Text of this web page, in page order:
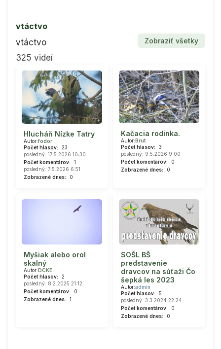
vtáctvo
vtáctvo
325 videí
Zobraziť všetky
Hlucháň Nízke Tatry
Autor:fodor
Počet hlasov:
23
posledný: 17.5.2026 10:30
Počet komentárov:
1
posledný: 7.5.2026 6:51
Zobrazené dnes:
0
Kačacia rodinka.
Autor:Brut
Počet hlasov:
3
posledný: 9.5.2026 9:00
Počet komentárov:
0
Zobrazené dnes:
0
Myšiak alebo orol
skalný
Autor:DCKE
Počet hlasov:
2
posledný: 8.2.2025 21:12
Počet komentárov:
0
Zobrazené dnes:
1
SOŠL BŠ
predstavenie
dravcov na súťaži Čo
šepká les 2023
Autor:admin
Počet hlasov:
5
posledný: 3.3.2024 22:24
Počet komentárov:
0
Zobrazené dnes:
0